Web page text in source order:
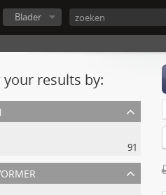
Blader
results by:
91